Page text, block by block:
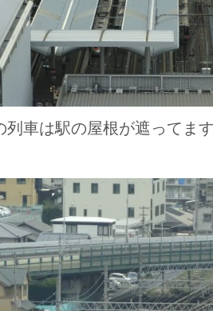
列車は駅の屋根が遮ってま